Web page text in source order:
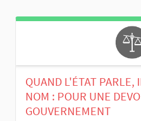
QUAND L'ÉTAT PARLE,
NOM : POUR UNE
GOUVERNEMENT